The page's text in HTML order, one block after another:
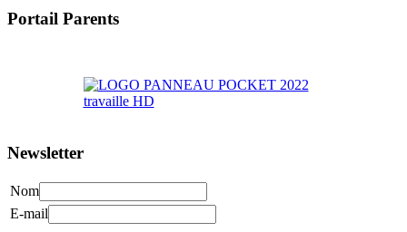
Portail Parents
Newsletter
Nom
E-mail